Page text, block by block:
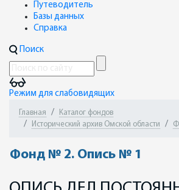
Путеводитель
Базы данных
Справка
Поиск
Режим для слабовидящих
Главная
Каталог фондов
Исторический архив Омской области
Фонд № 2. Опись № 1